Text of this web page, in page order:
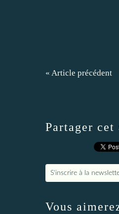
« Article précédent
Partager
S'inscrire à la
Vous